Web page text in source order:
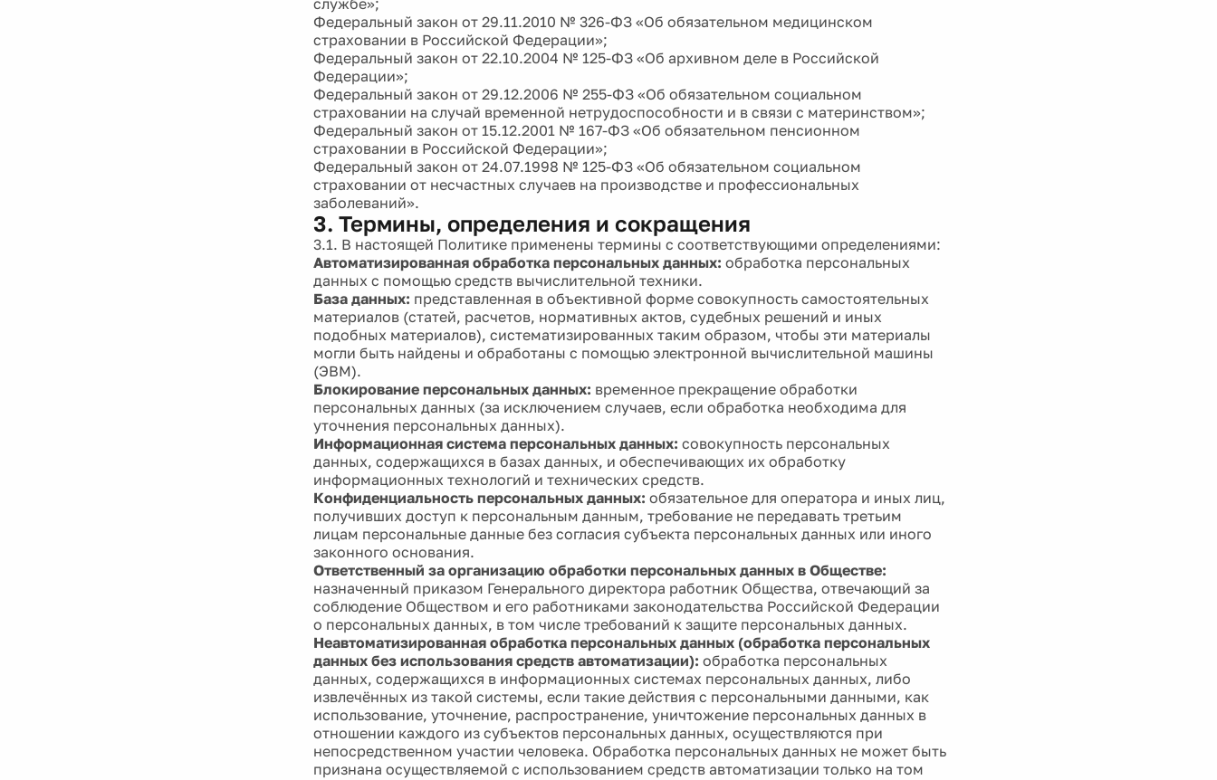
Федеральный закон от 29.11.2010 № 326-ФЗ «Об обязательном медицинском
страховании в Российской Федерации»;
Федеральный закон от 22.10.2004 № 125-ФЗ «Об архивном деле в Российской
Федерации»;
Федеральный закон от 29.12.2006 № 255-ФЗ «Об обязательном социальном
страховании на случай временной нетрудоспособности и в связи с материнством»;
Федеральный закон от 15.12.2001 № 167-ФЗ «Об обязательном пенсионном
страховании в Российской Федерации»;
Федеральный закон от 24.07.1998 № 125-ФЗ «Об обязательном социальном
страховании от несчастных случаев на производстве и профессиональных
заболеваний».
3. Термины, определения и сокращения
3.1. В настоящей Политике применены термины с соответствующими определениями:
Автоматизированная обработка персональных данных: обработка персональных
данных с помощью средств вычислительной техники.
База данных: представленная в объективной форме совокупность самостоятельных
материалов (статей, расчетов, нормативных актов, судебных решений и иных
подобных материалов), систематизированных таким образом, чтобы эти материалы
могли быть найдены и обработаны с помощью электронной вычислительной машины
(ЭВМ).
Блокирование персональных данных: временное прекращение обработки
персональных данных (за исключением случаев, если обработка необходима для
уточнения персональных данных).
Информационная система персональных данных: совокупность персональных
данных, содержащихся в базах данных, и обеспечивающих их обработку
информационных технологий и технических средств.
Конфиденциальность персональных данных: обязательное для оператора и иных лиц,
получивших доступ к персональным данным, требование не передавать третьим
лицам персональные данные без согласия субъекта персональных данных или иного
законного основания.
Ответственный за организацию обработки персональных данных в Обществе:
назначенный приказом Генерального директора работник Общества, отвечающий за
соблюдение Обществом и его работниками законодательства Российской Федерации
о персональных данных, в том числе требований к защите персональных данных.
Неавтоматизированная обработка персональных данных (обработка персональных
данных без использования средств автоматизации): обработка персональных
данных, содержащихся в информационных системах персональных данных, либо
извлечённых из такой системы, если такие действия с персональными данными, как
использование, уточнение, распространение, уничтожение персональных данных в
отношении каждого из субъектов персональных данных, осуществляются при
непосредственном участии человека. Обработка персональных данных не может быть
признана осуществляемой с использованием средств автоматизации только на том